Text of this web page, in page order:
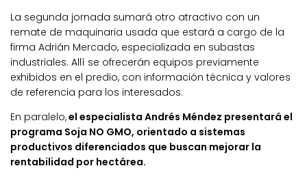
La segunda jornada sumará otro atractivo con un
remate de maquinaria usada que estará a cargo de la
firma Adrián Mercado, especializada en subastas
industriales. Allí se ofrecerán equipos previamente
exhibidos en el predio, con información técnica y valores
de referencia para los interesados.
En paralelo,el especialista Andrés Méndez presentará el
programa Soja NO GMO, orientado a sistemas
productivos diferenciados que buscan mejorar la
rentabilidad por hectárea.